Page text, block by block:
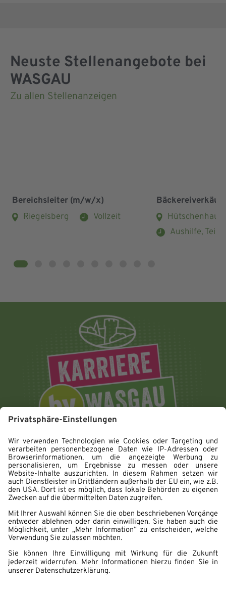
Neuste Stellenangebote bei
WASGAU
Zu allen Stellenanzeigen
Bereichsleiter (m/w/x)
Riegelsberg
Vollzeit
Aushilfe,
Impressum
Datenschutz
Erklärung zur Barrierefreiheit
Cookie Einstellungen